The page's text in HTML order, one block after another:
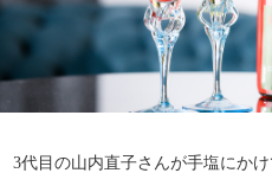
3代目の山内直子さんが手塩にか